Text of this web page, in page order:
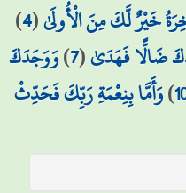
خَيْرٌ لَّكَ مِنَ الْأُولَىٰ(
4
)
ضَالًّا فَهَدَىٰ(
7
)وَوَجَدَكَ
)وَأَمَّا بِنِعْمَةِ رَبِّكَ فَحَدِّثْ